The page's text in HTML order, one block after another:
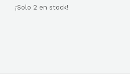
Valorado
con
¡Solo 2 en stock!